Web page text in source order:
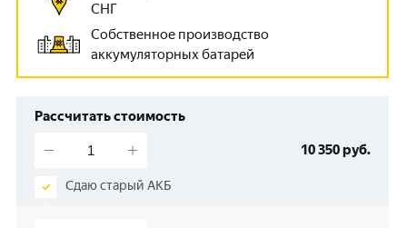
СНГ
Собственное производство
аккумуляторных батарей
Рассчитать стоимость
10 350руб.
Сдаю старый АКБ